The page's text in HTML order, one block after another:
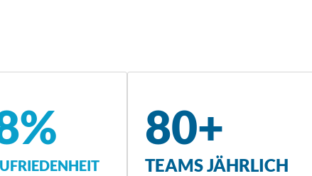
80+
TEAMS JÄHRLICH